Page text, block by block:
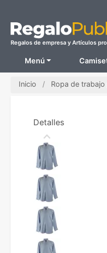
Regalos de empresa y Artículos
Menú
Inicio Ropa de
Detalles